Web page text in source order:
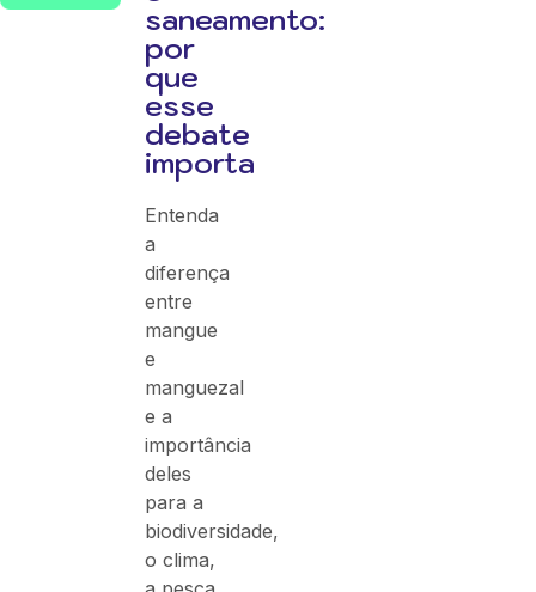
saneamento:
por
que
esse
debate
importa
Entenda
a
diferença
entre
mangue
e
manguezal
e a
importância
deles
para a
biodiversidade,
o clima,